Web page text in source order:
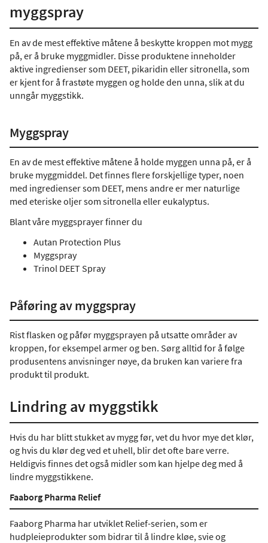
myggspray
En av de mest effektive måtene å beskytte kroppen mot mygg
på, er å bruke myggmidler. Disse produktene inneholder
aktive ingredienser som DEET, pikaridin eller sitronella, som
er kjent for å frastøte myggen og holde den unna, slik at du
unngår myggstikk.
Myggspray
En av de mest effektive måtene å holde myggen unna på, er å
bruke myggmiddel. Det finnes flere forskjellige typer, noen
med ingredienser som DEET, mens andre er mer naturlige
med eteriske oljer som sitronella eller eukalyptus.
Blant våre myggsprayer finner du
Autan Protection Plus
Myggspray
Trinol DEET Spray
Påføring av myggspray
Rist flasken og påfør myggsprayen på utsatte områder av
kroppen, for eksempel armer og ben. Sørg alltid for å følge
produsentens anvisninger nøye, da bruken kan variere fra
produkt til produkt.
Lindring av myggstikk
Hvis du har blitt stukket av mygg før, vet du hvor mye det klør,
og hvis du klør deg ved et uhell, blir det ofte bare verre.
Heldigvis finnes det også midler som kan hjelpe deg med å
lindre myggstikkene.
Faaborg Pharma Relief
Faaborg Pharma har utviklet Relief-serien, som er
hudpleieprodukter som bidrar til å lindre kløe, svie og